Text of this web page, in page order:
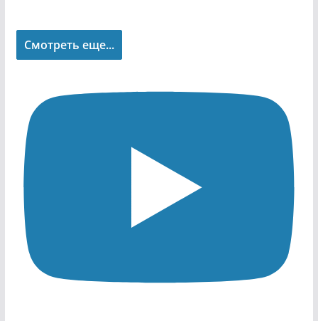
Смотреть еще...